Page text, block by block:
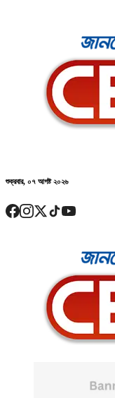
শুক্রবার, ০৭ আগষ্ট ২০২৬